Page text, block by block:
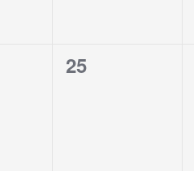
0
25